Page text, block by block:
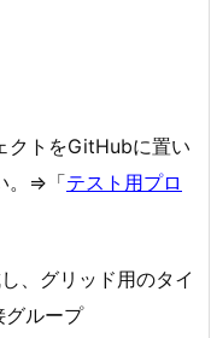
クトをGitHubに置い
。⇒「テスト用プロ
、グリッド用のタイ
ループ